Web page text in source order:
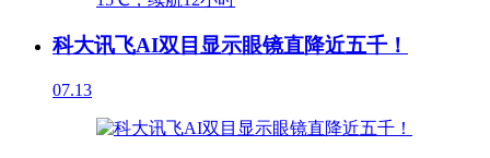
科大讯飞AI双目显示眼镜直降近五千！
07.13